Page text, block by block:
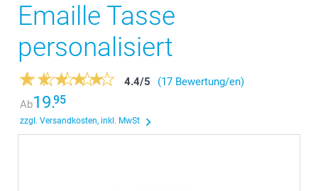
Emaille Tasse
personalisiert
4.4/5
(17 Bewertung/en)
Ab19.95
zzgl. Versandkosten, inkl. MwSt